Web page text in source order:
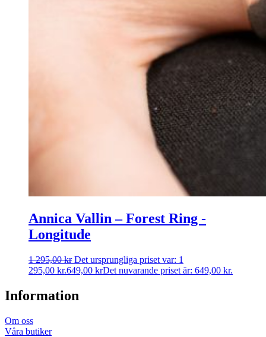
Annica Vallin – Forest Ring ­
Longitude
1 295,00kr Det ursprungliga priset var: 1
295,00 kr.649,00 krDet nuvarande priset är: 649,00 kr.
Information
Om oss
Våra butiker